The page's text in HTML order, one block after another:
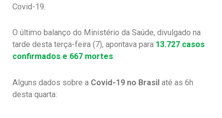
Covid-19.
O último balanço do Ministério da Saúde, divulgado na
tarde desta terça-feira (7), apontava para 13.727 casos
confirmados e 667 mortes.
Alguns dados sobre a Covid-19 no Brasil até as 6h
desta quarta: